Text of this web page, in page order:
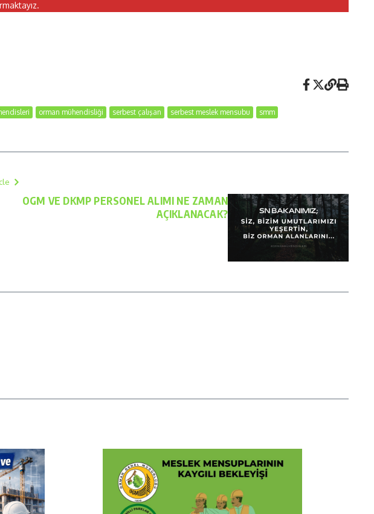
orman mühendisliği serbest çalışan serbest meslek mensubu smm
OGM VE DKMP PERSONEL ALIMI NE ZAMAN
AÇIKLANACAK?